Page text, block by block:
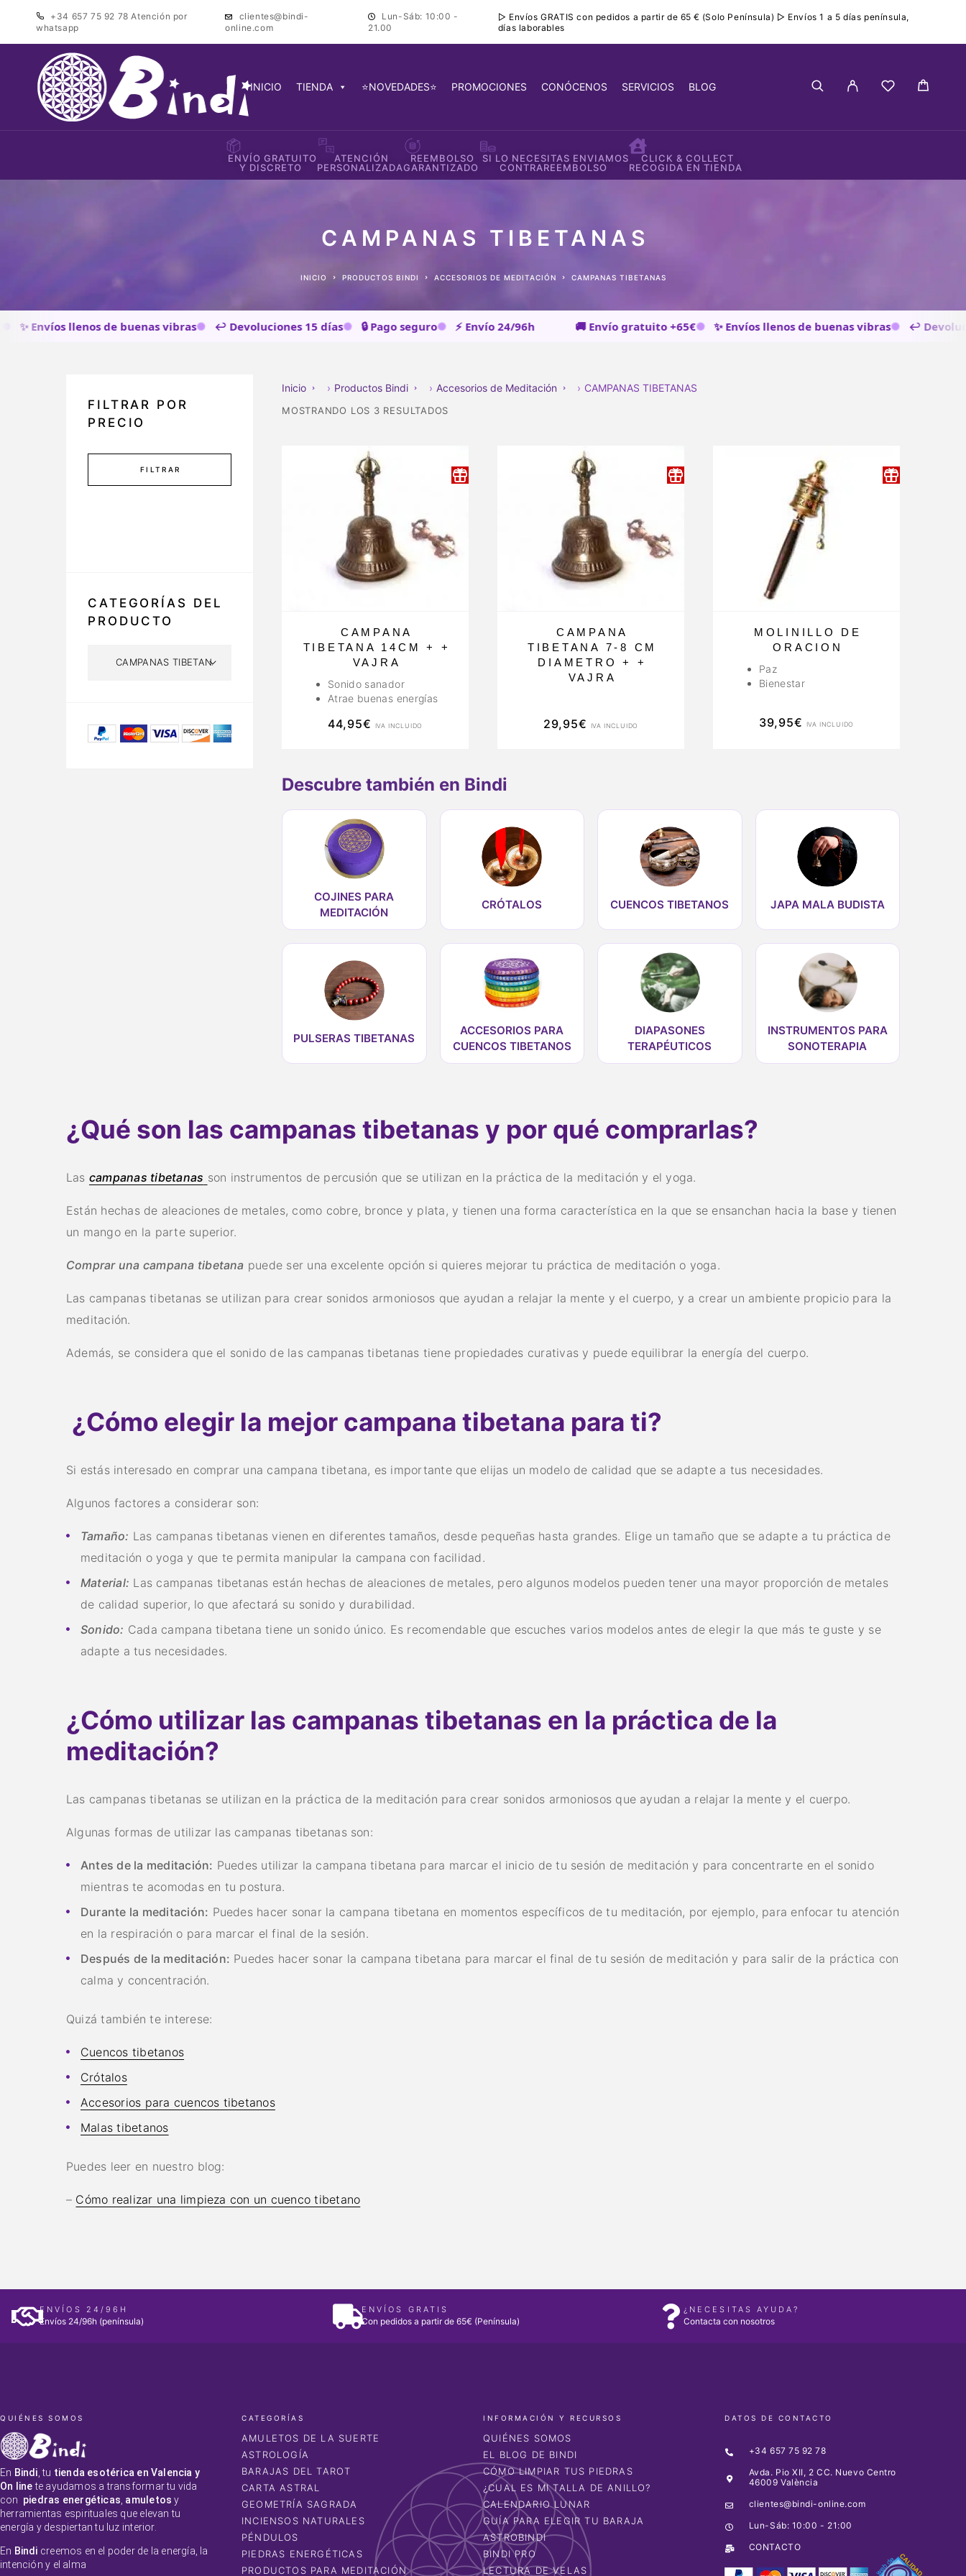
+34 657 75 92 78Atención por
whatsapp
clientes@bindi-
online.com
Lun-Sáb: 10:00 -
21.00
▷ Envíos GRATIS con pedidos a partir de 65 € (Solo Península) ▷ Envíos 1 a 5 días península,
días laborables
INICIO TIENDA ⭐NOVEDADES⭐ PROMOCIONES CONÓCENOS SERVICIOS BLOG
ENVÍO GRATUITO
Y DISCRETO
ATENCIÓN
PERSONALIZADA
REEMBOLSO
GARANTIZADO
SI LO NECESITAS ENVIAMOS
CONTRAREEMBOLSO
CLICK & COLLECT
RECOGIDA EN TIENDA
CAMPANAS TIBETANAS
INICIO PRODUCTOS BINDI ACCESORIOS DE MEDITACIÓN CAMPANAS TIBETANAS
Envíos llenos de buenas vibras ↩️ Devoluciones 15 días 🔒 Pago seguro ⚡ Envío 24/96h 🚚 Envío gratuito +65€ ✨ Envíos llenos de buenas vibras ↩️
FILTRAR POR
PRECIO
FILTRAR
CATEGORÍAS DEL
PRODUCTO
Inicio › Productos Bindi › Accesorios de Meditación › CAMPANAS TIBETANAS
MOSTRANDO LOS 3 RESULTADOS
CAMPANA
TIBETANA 14CM + +
VAJRA
Sonido sanador
Atrae buenas energías
44,95€ IVA INCLUIDO
CAMPANA
TIBETANA 7-8 CM
DIAMETRO + +
VAJRA
29,95€ IVA INCLUIDO
MOLINILLO DE
ORACION
Paz
Bienestar
39,95€ IVA INCLUIDO
Descubre también en Bindi
COJINES PARA
MEDITACIÓN
CRÓTALOS CUENCOS TIBETANOS JAPA MALA BUDISTA
PULSERAS TIBETANAS
ACCESORIOS PARA
CUENCOS TIBETANOS
DIAPASONES
TERAPÉUTICOS
INSTRUMENTOS PARA
SONOTERAPIA
¿Qué son las campanas tibetanas y por qué comprarlas?
Las campanas tibetanas son instrumentos de percusión que se utilizan en la práctica de la meditación y el yoga.
Están hechas de aleaciones de metales, como cobre, bronce y plata, y tienen una forma característica en la que se ensanchan hacia la base y tienen
un mango en la parte superior.
Comprar una campana tibetana puede ser una excelente opción si quieres mejorar tu práctica de meditación o yoga.
Las campanas tibetanas se utilizan para crear sonidos armoniosos que ayudan a relajar la mente y el cuerpo, y a crear un ambiente propicio para la
meditación.
Además, se considera que el sonido de las campanas tibetanas tiene propiedades curativas y puede equilibrar la energía del cuerpo.
¿Cómo elegir la mejor campana tibetana para ti?
Si estás interesado en comprar una campana tibetana, es importante que elijas un modelo de calidad que se adapte a tus necesidades.
Algunos factores a considerar son:
Tamaño: Las campanas tibetanas vienen en diferentes tamaños, desde pequeñas hasta grandes. Elige un tamaño que se adapte a tu práctica de
meditación o yoga y que te permita manipular la campana con facilidad.
Material: Las campanas tibetanas están hechas de aleaciones de metales, pero algunos modelos pueden tener una mayor proporción de metales
de calidad superior, lo que afectará su sonido y durabilidad.
Sonido: Cada campana tibetana tiene un sonido único. Es recomendable que escuches varios modelos antes de elegir la que más te guste y se
adapte a tus necesidades.
¿Cómo utilizar las campanas tibetanas en la práctica de la
meditación?
Las campanas tibetanas se utilizan en la práctica de la meditación para crear sonidos armoniosos que ayudan a relajar la mente y el cuerpo.
Algunas formas de utilizar las campanas tibetanas son:
Antes de la meditación: Puedes utilizar la campana tibetana para marcar el inicio de tu sesión de meditación y para concentrarte en el sonido
mientras te acomodas en tu postura.
Durante la meditación: Puedes hacer sonar la campana tibetana en momentos específicos de tu meditación, por ejemplo, para enfocar tu atención
en la respiración o para marcar el final de la sesión.
Después de la meditación: Puedes hacer sonar la campana tibetana para marcar el final de tu sesión de meditación y para salir de la práctica con
calma y concentración.
Quizá también te interese:
Cuencos tibetanos
Crótalos
Accesorios para cuencos tibetanos
Malas tibetanos
Puedes leer en nuestro blog:
– Cómo realizar una limpieza con un cuenco tibetano
ENVÍOS 24/96H
Envíos 24/96h (península)
ENVÍOS GRATIS
Con pedidos a partir de 65€ (Península)
¿NECESITAS AYUDA?
Contacta con nosotros
QUIÉNES SOMOS
En Bindi , tu tienda esotérica en Valencia y
On linete ayudamos a transformar tu vida
con piedras energéticas amuletos y
herramientas espirituales que elevan tu
energía y despiertan tu luz interior.
En Bindi creemos en el poder de la energía, la
intención y el alma
CATEGORÍAS
AMULETOS DE LA SUERTE
ASTROLOGÍA
BARAJAS DEL TAROT
CARTA ASTRAL
GEOMETRÍA SAGRADA
INCIENSOS NATURALES
PÉNDULOS
PIEDRAS ENERGÉTICAS
PRODUCTOS PARA MEDITACIÓN
INFORMACIÓN Y RECURSOS
QUIÉNES SOMOS
EL BLOG DE BINDI
CÓMO LIMPIAR TUS PIEDRAS
¿CUAL ES MI TALLA DE ANILLO?
CALENDARIO LUNAR
GUÍA PARA ELEGIR TU BARAJA
ASTROBINDI
BINDI PRO
LECTURA DE VELAS
DATOS DE CONTACTO
+34 657 75 92 78
Avda. Pio XII, 2 CC. Nuevo Centro
46009 València
clientes@bindi-online.com
Lun-Sáb: 10:00 - 21:00
CONTACTO